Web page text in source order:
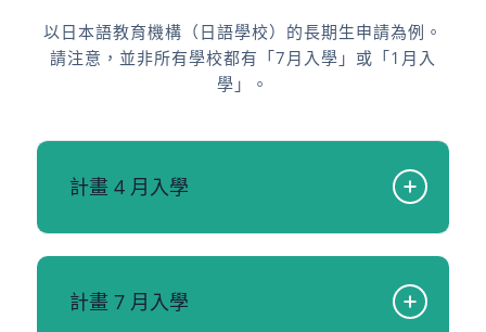
以日本語教育機構（日語學校）的長期生申請為例。
請注意，並非所有學校都有「7月入學」或「1月入
學」。
計畫 4 月入學
計畫 7 月入學